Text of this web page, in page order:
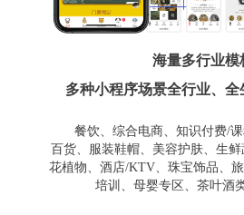
海量多行业模
多种小程序场景全行业、
餐饮、综合电商、知识付费/
百货、服装鞋帽、美容护肤、生
花植物、酒店/KTV、珠宝饰品、
培训、母婴专区、茶叶酒